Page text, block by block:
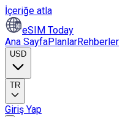
İçeriğe atla
eSIM Today
Ana SayfaPlanlarRehberler
USD
TR
Giriş Yap